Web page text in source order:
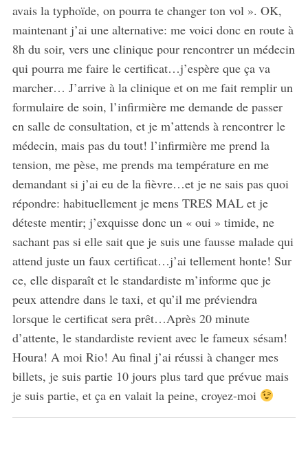
avais la typhoïde, on pourra te changer ton vol ». OK,
maintenant j’ai une alternative: me voici donc en route à
8h du soir, vers une clinique pour rencontrer un médecin
qui pourra me faire le certificat…j’espère que ça va
marcher… J’arrive à la clinique et on me fait remplir un
formulaire de soin, l’infirmière me demande de passer
en salle de consultation, et je m’attends à rencontrer le
médecin, mais pas du tout! l’infirmière me prend la
tension, me pèse, me prends ma température en me
demandant si j’ai eu de la fièvre…et je ne sais pas quoi
répondre: habituellement je mens TRES MAL et je
déteste mentir; j’exquisse donc un « oui » timide, ne
sachant pas si elle sait que je suis une fausse malade qui
attend juste un faux certificat…j’ai tellement honte! Sur
ce, elle disparaît et le standardiste m’informe que je
peux attendre dans le taxi, et qu’il me préviendra
lorsque le certificat sera prêt…Après 20 minute
d’attente, le standardiste revient avec le fameux sésam!
Houra! A moi Rio! Au final j’ai réussi à changer mes
billets, je suis partie 10 jours plus tard que prévue mais
je suis partie, et ça en valait la peine, croyez-moi